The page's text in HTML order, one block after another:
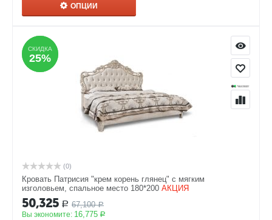
ОПЦИИ
СКИДКА
25%
СКИДКА
25%
(0)
Кровать Патрисия "крем корень глянец" с мягким
изголовьем, спальное место 180*200 АКЦИЯ
50,325 Р 67,100 Р
Вы экономите: 16,775 Р